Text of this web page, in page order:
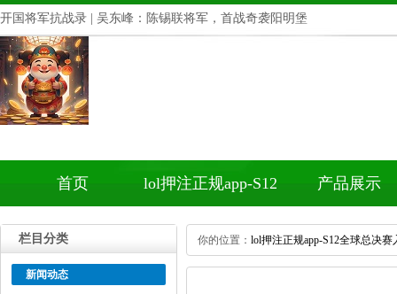
开国将军抗战录|吴东峰：陈锡联将军，首战奇袭阳明堡
首页 lol押注正规app-S12
全球总决赛入ab82
产品展示
栏目分类
新闻动态
你的位置： lol押注正规app-S12全球总决赛